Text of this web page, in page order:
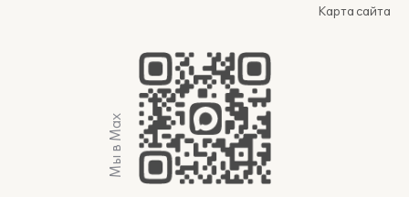
Карта сайта
Мы в Max